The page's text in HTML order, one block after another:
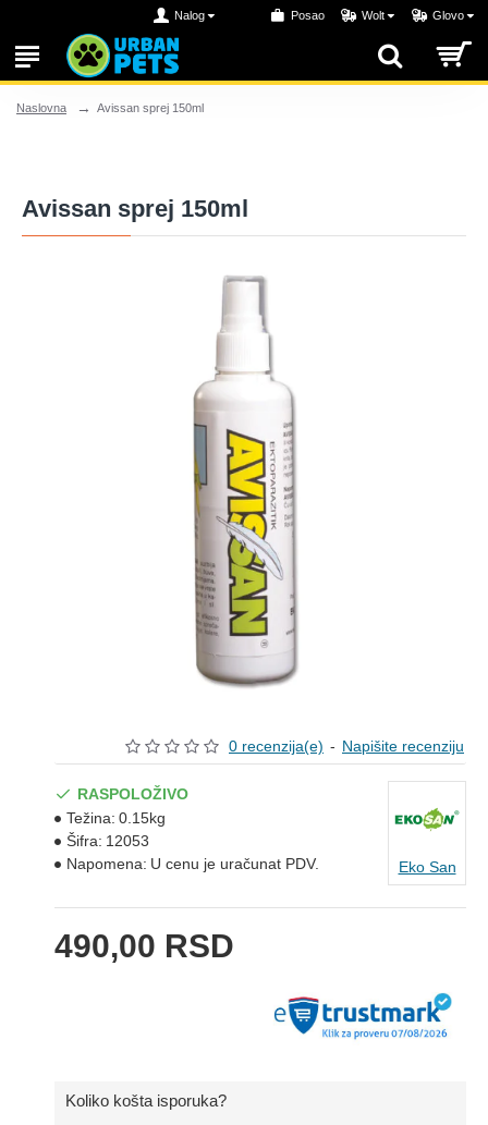
Nalog Posao Wolt Glovo
Naslovna Avissan sprej 150ml
Avissan sprej 150ml
0 recenzija(e) - Napišite recenziju
490,00 RSD
RASPOLOŽIVO
Težina: 0.15kg
Šifra: 12053
Napomena: U cenu je uračunat PDV. Eko San
Koliko košta isporuka?